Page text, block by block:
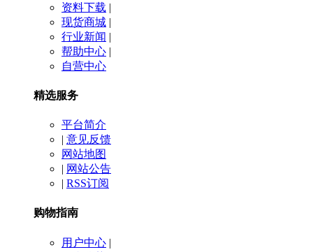
资料下载 |
现货商城 |
行业新闻 |
帮助中心 |
自营中心
精选服务
平台简介
| 意见反馈
网站地图
| 网站公告
| RSS订阅
购物指南
用户中心 |